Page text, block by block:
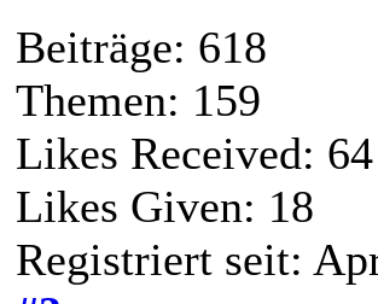
Beiträge: 618
Themen: 159
Likes Received: 64
Likes Given: 18
Registriert seit: